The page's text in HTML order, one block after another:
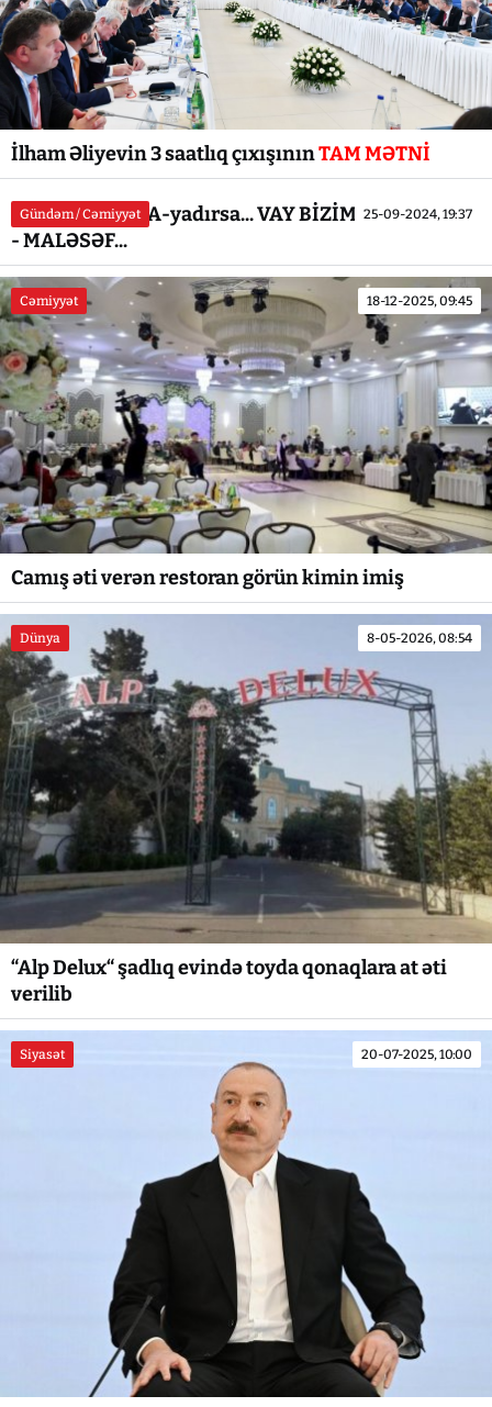
İlham Əliyevin 3 saatlıq çıxışınınTAM MƏTNİ
Gündəm / Cəmiyyət 25-09-2024, 19:37
Ümidimiz AQTA-yadırsa... VAY BİZİM HALIMIZA...
- MALƏSƏF...
Cəmiyyət 18-12-2025, 09:45
Camış əti verən restoran görün kimin imiş
Dünya 8-05-2026, 08:54
“Alp Delux“ şadlıq evində toyda qonaqlara at əti
verilib
Siyasət 20-07-2025, 10:00